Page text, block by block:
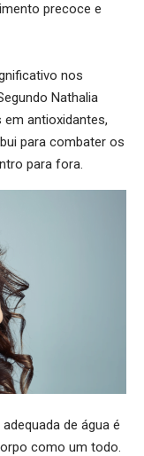
precoce e
nos
Nathalia
antioxidantes,
para combater os
para fora.
de água é
como um todo.